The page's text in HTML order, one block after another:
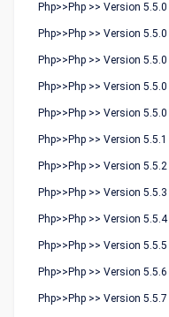
Php>>Php >> Version 5.5.0
Php>>Php >> Version 5.5.0
Php>>Php >> Version 5.5.0
Php>>Php >> Version 5.5.0
Php>>Php >> Version 5.5.0
Php>>Php >> Version 5.5.1
Php>>Php >> Version 5.5.2
Php>>Php >> Version 5.5.3
Php>>Php >> Version 5.5.4
Php>>Php >> Version 5.5.5
Php>>Php >> Version 5.5.6
Php>>Php >> Version 5.5.7